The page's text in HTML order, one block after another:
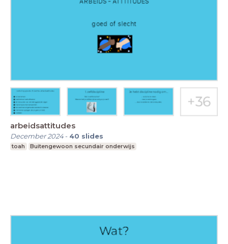
arbeidsattitudes
December 2024- 40 slides
toah Buitengewoon secundair onderwijs